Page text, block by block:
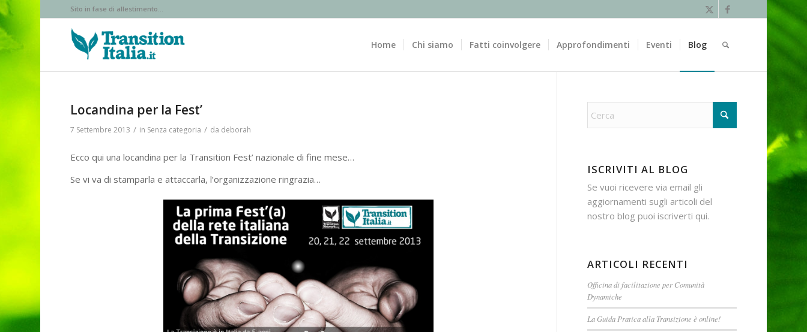
Sito in fase di allestimento...
Home Chi siamo Fatti coinvolgere Approfondimenti Eventi Blog
Locandina per la Fest’
7 Settembre 2013 / in Senza categoria / da deborah
Ecco qui una locandina per la Transition Fest’ nazionale di fine mese…
Se vi va di stamparla e attaccarla, l’organizzazione ringrazia…
ISCRIVITI AL BLOG
Se vuoi ricevere via email gli
aggiornamenti sugli articoli del
nostro blog puoi iscriverti qui.
ARTICOLI RECENTI
Officina di facilitazione per Comunità
Dynamiche
La Guida Pratica alla Transizione è online!